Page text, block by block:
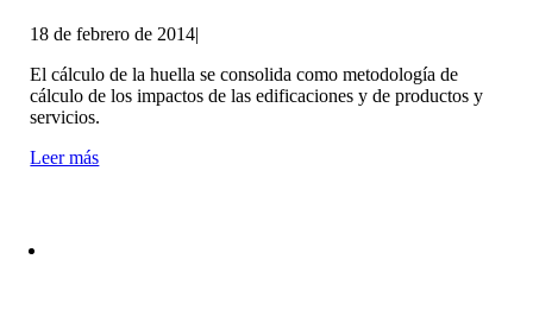
18 de febrero de 2014|
El cálculo de la huella se consolida como metodología de
cálculo de los impactos de las edificaciones y de productos y
servicios.
Leer más